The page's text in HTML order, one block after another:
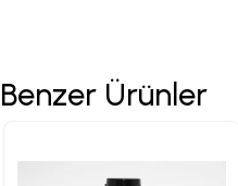
Benzer Ürünler